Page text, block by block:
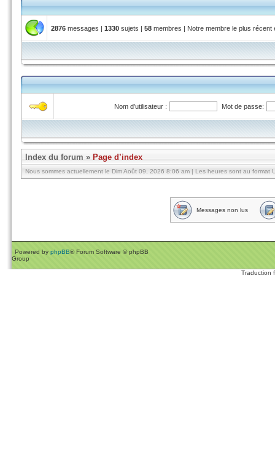
2876 messages | 1330 sujets | 58 membres | Notre membre le plus récent
Nom d’utilisateur : Mot de passe:
Index du forum » Page d’index
Nous sommes actuellement le Dim Août 09, 2026 8:06 am | Les heures sont au format
Messages non lus
Powered by phpBB® Forum Software © phpBB
Group
Traduction